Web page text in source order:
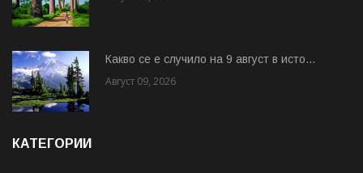
Какво се е случило на 9 август в исто...
Август 09, 2026
КАТЕГОРИИ